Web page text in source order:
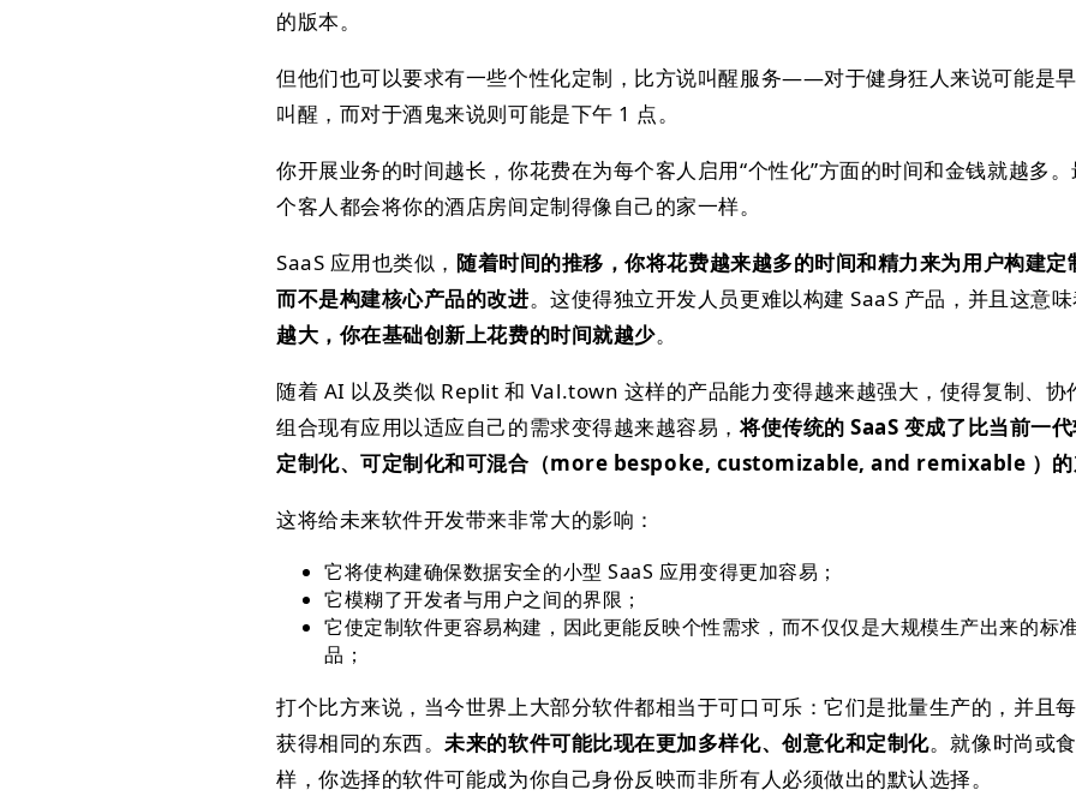
的版本。
但他们也可以要求有一些个性化定制，比方说叫醒服务——对于健身狂人来说可能是
叫醒，而对于酒鬼来说则可能是下午 1 点。
你开展业务的时间越长，你花费在为每个客人启用“个性化”方面的时间和金钱就越多
个客人都会将你的酒店房间定制得像自己的家一样。
SaaS 应用也类似， 随着时间的推移，你将花费越来越多的时间和精力来为用户构建定
而不是构建核心产品的改进。这使得独立开发人员更难以构建 SaaS 产品，并且这意
越大，你在基础创新上花费的时间就越少。
随着 AI 以及类似 Replit 和 Val.town 这样的产品能力变得越来越强大，使得复制、协
组合现有应用以适应自己的需求变得越来越容易，将使传统的 SaaS 变成了比当前一
定制化、可定制化和可混合（more bespoke, customizable, and remixable ）的
这将给未来软件开发带来非常大的影响：
它将使构建确保数据安全的小型 SaaS 应用变得更加容易；
它模糊了开发者与用户之间的界限；
它使定制软件更容易构建，因此更能反映个性需求，而不仅仅是大规模生产出来的标
品；
打个比方来说，当今世界上大部分软件都相当于可口可乐：它们是批量生产的，并且
获得相同的东西。未来的软件可能比现在更加多样化、创意化和定制化。就像时尚或
样，你选择的软件可能成为你自己身份反映而非所有人必须做出的默认选择。